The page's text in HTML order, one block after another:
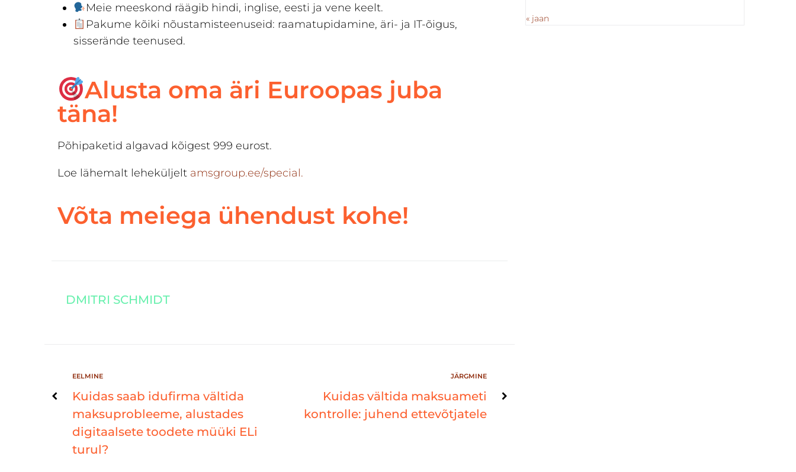
Meie meeskond räägib hindi, inglise, eesti ja vene keelt.
Pakume kõiki nõustamisteenuseid: raamatupidamine, äri- ja IT-õigus,
sisserände teenused.
Alusta oma äri Euroopas juba
täna!
Põhipaketid algavad kõigest 999 eurost.
Loe lähemalt leheküljelt amsgroup.ee/special.
Võta meiega ühendust kohe!
DMITRI SCHMIDT
EELMINE
Kuidas saab idufirma vältida
maksuprobleeme, alustades
digitaalsete toodete müüki ELi
turul?
JÄRGMINE
Kuidas vältida maksuameti
kontrolle: juhend ettevõtjatele
« jaan